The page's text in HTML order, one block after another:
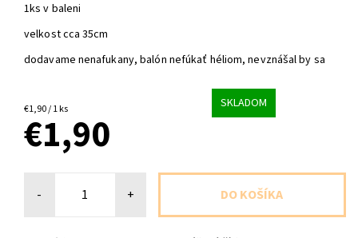
1ks v baleni
velkost cca 35cm
dodavame nenafukany, balón nefúkať héliom, nevznášal by sa
€1,90 / 1 ks SKLADOM
€1,90
- +